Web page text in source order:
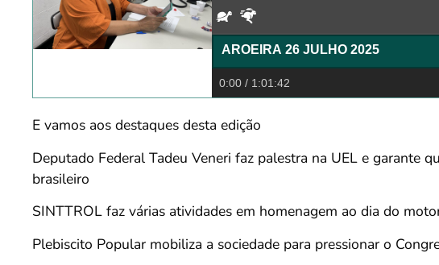
Devagar
AROEIRA 26 JULHO 2025
0:00 / 1:01:42
E vamos aos destaques desta edição
Deputado Federal Tadeu Veneri faz palestra na UEL e garante
brasileiro
SINTTROL faz várias atividades em homenagem ao dia do
Plebiscito Popular mobiliza a sociedade para pressionar o